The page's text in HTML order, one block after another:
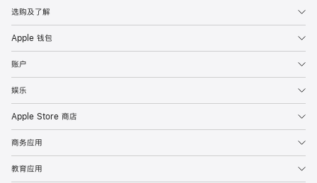
选购及了解
Apple 钱包
账户
娱乐
Apple Store 商店
商务应用
教育应用